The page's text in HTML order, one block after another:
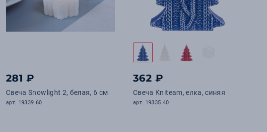
281 ₽
Свеча Snowlight 2, белая, 6 см
арт. 19339.60
362 ₽
Свеча Kniteam, елка, синяя
арт. 19335.40